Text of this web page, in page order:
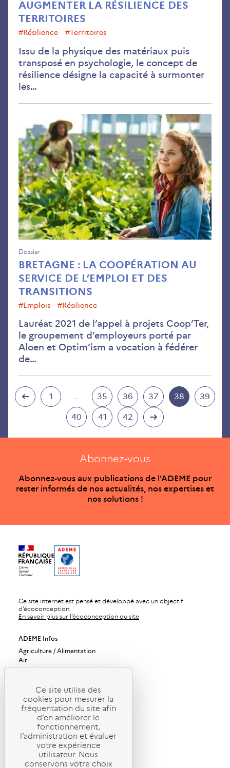
AUGMENTER LA RÉSILIENCE DES
TERRITOIRES
#résilience #territoires
Issu de la physique des matériaux puis
transposé en psychologie, le concept de
résilience désigne la capacité à surmonter
les…
BRETAGNE : LA COOPÉRATION AU
SERVICE DE L’EMPLOI ET DES
TRANSITIONS
Dossier
#emplois #résilience
Lauréat 2021 de l’appel à projets Coop’Ter,
le groupement d’employeurs porté par
Aloen et Optim’ism a vocation à fédérer
de…
:
au
de
des
1 … 35 36 37 38 39
40 41 42
Abonnez-vous
Abonnez-vous aux publications de l’ADEME pour
rester informés de nos actualités, nos expertises et
nos solutions !
Ce site internet est pensé et développé avec un objectif
d’écoconception.
En savoir plus sur l’écoconception du site
ADEME Infos
Agriculture / Alimentation
Air
Bâtiments
Changement climatique
Économie circulaire / Déchets
Énergies
Industrie / Production durable
Mobilité / Transports
Société / Politiques publiques
Urbanisme / Territoires / Sols
ADEME Magazine
Ce site utilise des
cookies pour mesurer la
fréquentation du site afin
d’en améliorer le
fonctionnement,
l’administration et évaluer
votre expérience
utilisateur. Nous
conservons votre choix